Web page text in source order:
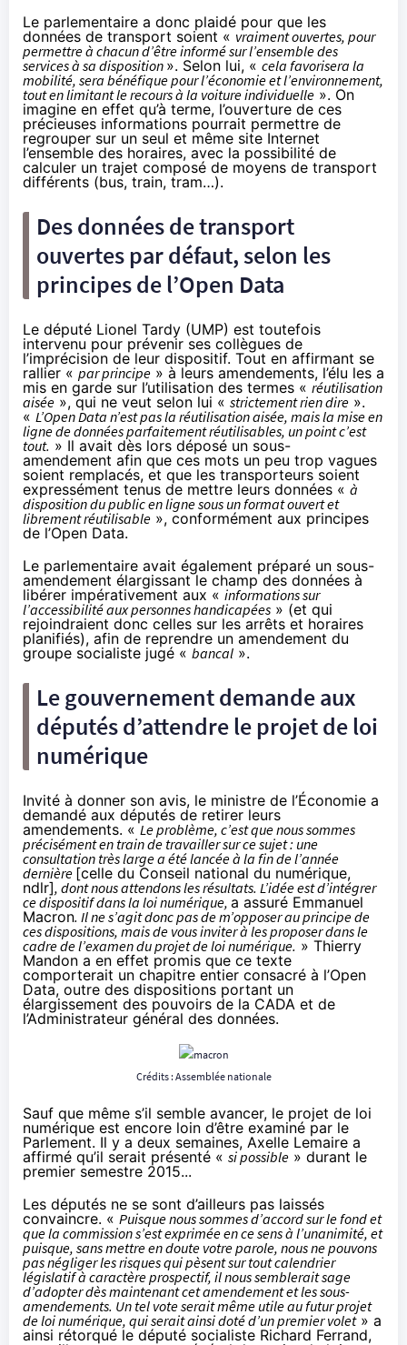
Le parlementaire a donc plaidé pour que les
données de transport soient « vraiment ouvertes, pour
permettre à chacun d’être informé sur l’ensemble des
services à sa disposition ». Selon lui, « cela favorisera la
mobilité, sera bénéfique pour l’économie et l’environnement,
tout en limitant le recours à la voiture individuelle ». On
imagine en effet qu’à terme, l’ouverture de ces
précieuses informations pourrait permettre de
regrouper sur un seul et même site Internet
l’ensemble des horaires, avec la possibilité de
calculer un trajet composé de moyens de transport
différents (bus, train, tram…).
Des données de transport
ouvertes par défaut, selon les
principes de l’Open Data
Le député Lionel Tardy (UMP) est toutefois
intervenu pour prévenir ses collègues de
l’imprécision de leur dispositif. Tout en affirmant se
rallier « par principe » à leurs amendements, l’élu les a
mis en garde sur l’utilisation des termes « réutilisation
aisée », qui ne veut selon lui « strictement rien dire ».
« L’Open Data n’est pas la réutilisation aisée, mais la mise en
ligne de données parfaitement réutilisables, un point c’est
tout. » Il avait dès lors déposé un sous-
amendement afin que ces mots un peu trop vagues
soient remplacés, et que les transporteurs soient
expressément tenus de mettre leurs données « à
disposition du public en ligne sous un format ouvert et
librement réutilisable », conformément aux principes
de l’Open Data.
Le parlementaire avait également préparé un sous-
amendement élargissant le champ des données à
libérer impérativement aux « informations sur
l’accessibilité aux personnes handicapées » (et qui
rejoindraient donc celles sur les arrêts et horaires
planifiés), afin de reprendre un amendement du
groupe socialiste jugé « bancal ».
Le gouvernement demande aux
députés d’attendre le projet de loi
numérique
Invité à donner son avis, le ministre de l’Économie a
demandé aux députés de retirer leurs
amendements. «Le problème, c’est que nous sommes
précisément en train de travailler sur ce sujet : une
consultation très large a été lancée à la fin de l’année
dernière [celle du Conseil national du numérique,
ndlr], dont nous attendons les résultats. L’idée est d’intégrer
ce dispositif dans la loi numérique, a assuré Emmanuel
Macron. Il ne s’agit donc pas de m’opposer au principe de
ces dispositions, mais de vous inviter à les proposer dans le
cadre de l’examen du projet de loi numérique. » Thierry
Mandon a en effet promis que ce texte
comporterait un chapitre entier consacré à l’Open
Data, outre des dispositions portant un
élargissement des pouvoirs de la CADA et de
l’Administrateur général des données.
Crédits : Assemblée nationale
Sauf que même s’il semble avancer, le projet de loi
numérique est encore loin d’être examiné par le
Parlement. Il y a deux semaines, Axelle Lemaire a
affirmé qu’il serait présenté « si possible » durant le
premier semestre 2015...
Les députés ne se sont d’ailleurs pas laissés
convaincre. « Puisque nous sommes d’accord sur le fond et
que la commission s’est exprimée en ce sens à l’unanimité, et
puisque, sans mettre en doute votre parole, nous ne pouvons
pas négliger les risques qui pèsent sur tout calendrier
législatif à caractère prospectif, il nous semblerait sage
d’adopter dès maintenant cet amendement et les sous-
amendements. Un tel vote serait même utile au futur projet
de loi numérique, qui serait ainsi doté d’un premier volet» a
ainsi rétorqué le député socialiste Richard Ferrand,